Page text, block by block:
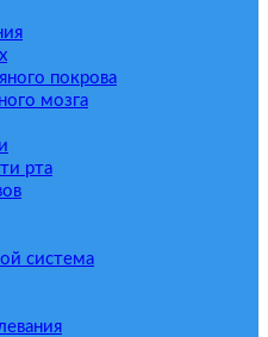
покрова
мозга
рта
система